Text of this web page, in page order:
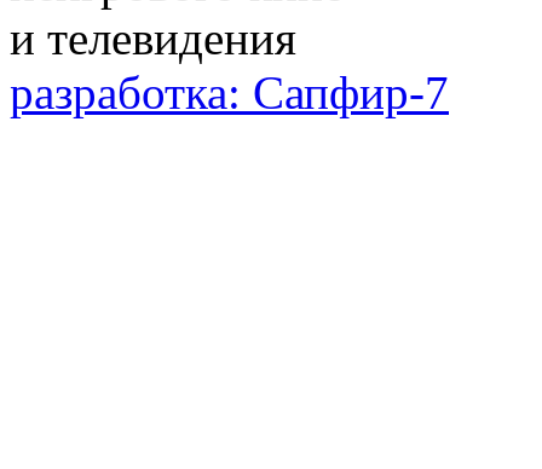
разработка: Сапфир-7